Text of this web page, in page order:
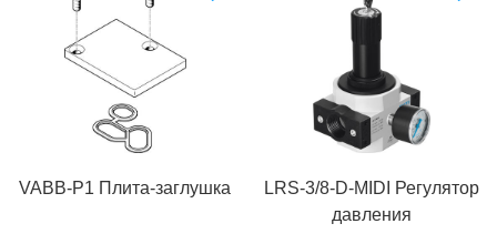
VABB-P1 Плита-заглушка
LRS-3/8-D-MIDI Регулятор
давления